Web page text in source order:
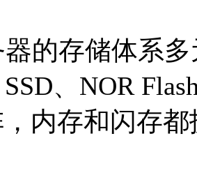
的存储体系
、NOR
内存和闪存